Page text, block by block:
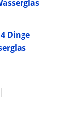
Dinge
|